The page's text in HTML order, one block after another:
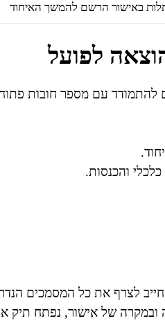
באישור הרשם להמשך האיחוד
לפועל
להתמודד עם מספר חובות
והכנסות.
לצרף את כל המסמכים
של אישור, נפתח תיק